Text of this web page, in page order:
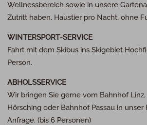
Wellnessbereich sowie in unsere
Zutritt haben. Haustier pro Nacht, ohne
WINTERSPORT-SERVICE
Fahrt mit dem Skibus ins Skigebiet
Person.
ABHOLSSERVICE
Wir bringen Sie gerne vom Bahnhof
Hörsching oder Bahnhof Passau in unser
Anfrage. (bis 6 Personen)